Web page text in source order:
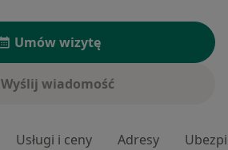
Umów wizytę
Wyślij wiadomość
Usługi i ceny Adresy